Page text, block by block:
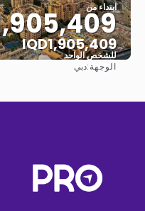
ابتداء من
IQD1,905,409
للشخص الواحد
الوجهة:دبي